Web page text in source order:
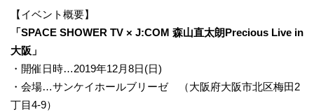
【イベント概要】
「SPACE SHOWER TV × J:COM 森山直太朗Precious Live in
大阪」
・開催日時…2019年12月8日(日)
・会場…サンケイホールブリーゼ （大阪府大阪市北区梅田2
丁目4-9）